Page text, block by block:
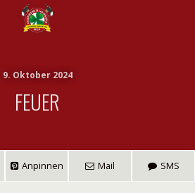
9. Oktober 2024
FEUER
Anpinnen Mail SMS